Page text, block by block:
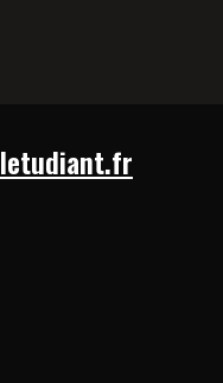
letudiant.fr